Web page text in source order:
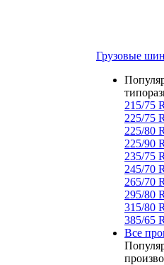
Грузовые
215/75
225/75
225/80
225/90
235/75
245/70
265/70
295/80
315/80
385/65
Все